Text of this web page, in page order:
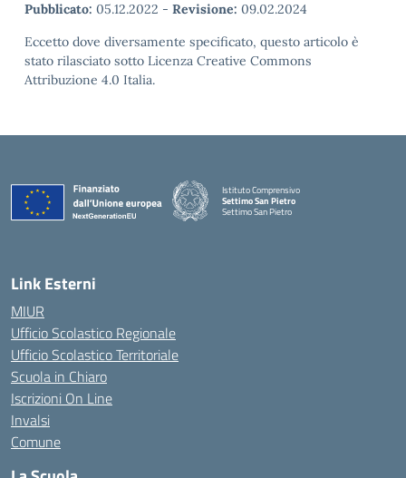
Pubblicato: 05.12.2022 - Revisione: 09.02.2024
Eccetto dove diversamente specificato, questo articolo è
stato rilasciato sotto Licenza Creative Commons
Attribuzione 4.0 Italia.
Istituto Comprensivo
Settimo San Pietro
Settimo San Pietro
Link Esterni
MIUR
Ufficio Scolastico Regionale
Ufficio Scolastico Territoriale
Scuola in Chiaro
Iscrizioni On Line
Invalsi
Comune